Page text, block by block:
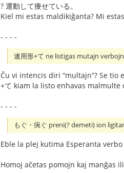
? 運動して痩せている。
Kiel mi estas maldikiĝanta? Mi
- - - -
連用形+て ne listigas mutajn
Ĉu vi intencis diri “multajn”? Se
+て kiam la listo enhavas malmulte
- - - -
もぐ・捥ぐ preni(? demeti) ion
Eble la plej kutima Esperanta verbo
Homoj aĉetas pomojn kaj manĝas